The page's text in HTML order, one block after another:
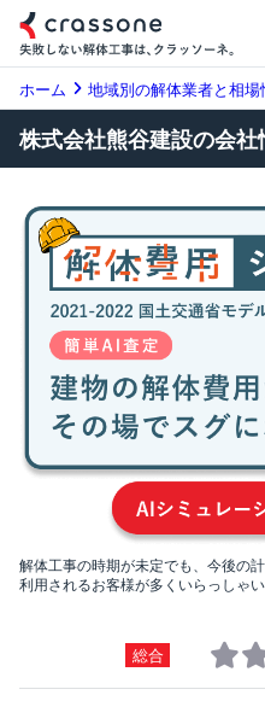
ホーム 地域別の解体業者と相場
株式会社熊谷建設の会
解体工事の時期が未定でも、今後の
利用されるお客様が多くいらっしゃい
総合